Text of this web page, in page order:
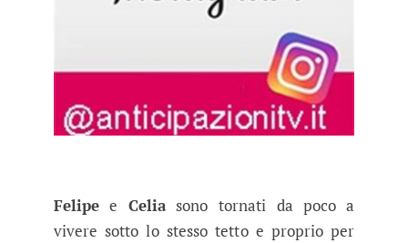
Felipe e Celiasono tornati da poco a
vivere sotto lo stesso tetto e proprio per